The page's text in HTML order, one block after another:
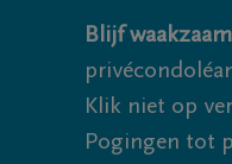
Blijf
Klik niet op
Pogingen tot